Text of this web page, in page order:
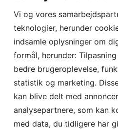
Vi og vores
teknologier, herunder
indsamle oplysninger om
formål, herunder:
bedre brugeroplevelse,
statistik og marketing.
kan blive delt med
analysepartnere, som kan
med data, du tidligere har